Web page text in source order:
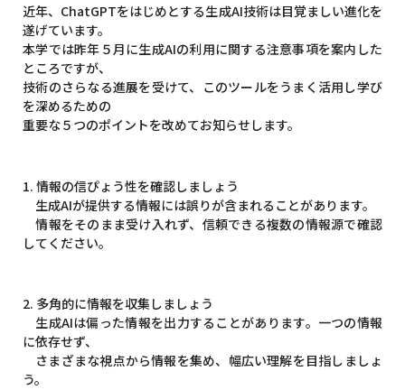
近年、ChatGPTをはじめとする生成AI技術は目覚ましい進化を
遂げています。
本学では昨年５月に生成AIの利用に関する注意事項を案内した
ところですが、
技術のさらなる進展を受けて、このツールをうまく活用し学び
を深めるための
重要な５つのポイントを改めてお知らせします。
1. 情報の信ぴょう性を確認しましょう
生成AIが提供する情報には誤りが含まれることがあります。
情報をそのまま受け入れず、信頼できる複数の情報源で確認
してください。
2. 多角的に情報を収集しましょう
生成AIは偏った情報を出力することがあります。一つの情報
に依存せず、
さまざまな視点から情報を集め、幅広い理解を目指しましょ
う。